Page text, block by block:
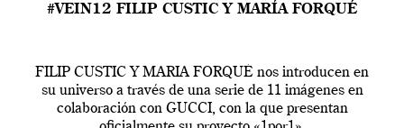
#VEIN12 FILIP CUSTIC Y MARÍA FORQUÉ
FILIP CUSTIC Y MARIA FORQUÉ nos introducen en
su universo a través de una serie de 11 imágenes en
colaboración con GUCCI, con la que presentan